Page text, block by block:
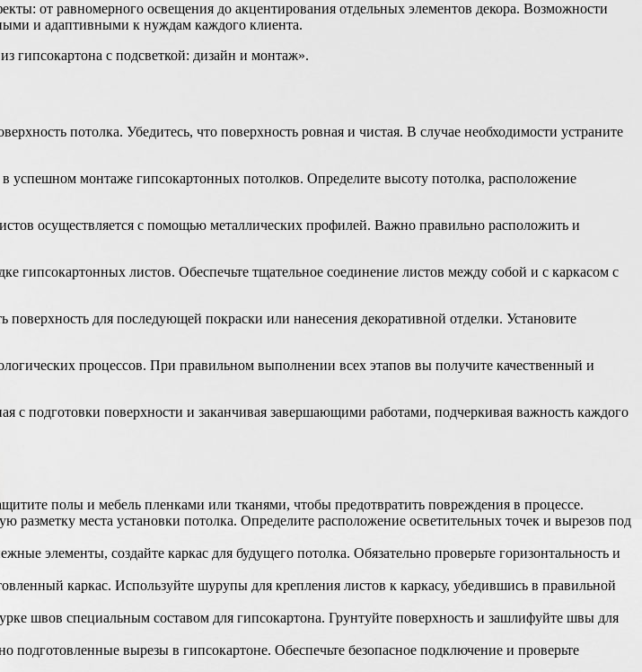
от равномерного освещения до акцентирования отдельных элементов декора. Возможности
и адаптивными к нуждам каждого клиента.
гипсокартона с подсветкой: дизайн и монтаж».
потолка. Убедитесь, что поверхность ровная и чистая. В случае необходимости устраните
успешном монтаже гипсокартонных потолков. Определите высоту потолка, расположение
осуществляется с помощью металлических профилей. Важно правильно расположить и
гипсокартонных листов. Обеспечьте тщательное соединение листов между собой и с каркасом с
для последующей покраски или нанесения декоративной отделки. Установите
процессов. При правильном выполнении всех этапов вы получите качественный и
подготовки поверхности и заканчивая завершающими работами, подчеркивая важность каждого
полы и мебель пленками или тканями, чтобы предотвратить повреждения в процессе.
места установки потолка. Определите расположение осветительных точек и вырезов под
элементы, создайте каркас для будущего потолка. Обязательно проверьте горизонтальность и
каркас. Используйте шурупы для крепления листов к каркасу, убедившись в правильной
швов специальным составом для гипсокартона. Грунтуйте поверхность и зашлифуйте швы для
подготовленные вырезы в гипсокартоне. Обеспечьте безопасное подключение и проверьте